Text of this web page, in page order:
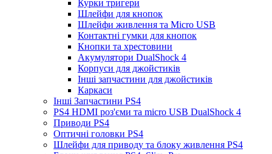
Курки тригери
Шлейфи для кнопок
Шлейфи живлення та Micro USB
Контактні гумки для кнопок
Кнопки та хрестовини
Акумулятори DualShock 4
Корпуси для джойстиків
Інші запчастини для джойстиків
Каркаси
Інші Запчастини PS4
PS4 HDMI роз'єми та micro USB DualShock 4
Приводи PS4
Оптичні головки PS4
Шлейфи для приводу та блоку живлення PS4